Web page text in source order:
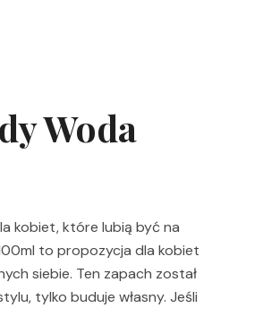
Woda
kobiet, które lubią być na
to propozycja dla kobiet
siebie. Ten zapach został
tylko buduje własny. Jeśli